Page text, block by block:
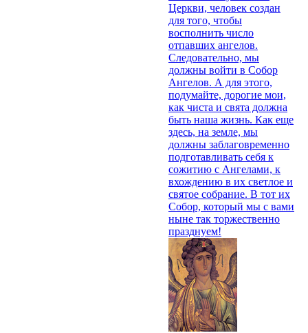
Церкви, человек создан
для того, чтобы
восполнить число
отпавших ангелов.
Следовательно, мы
должны войти в Собор
Ангелов. А для этого,
подумайте, дорогие мои,
как чиста и свята должна
быть наша жизнь. Как еще
здесь, на земле, мы
должны заблаговременно
подготавливать себя к
сожитию с Ангелами, к
вхождению в их светлое и
святое собрание. В тот их
Собор, который мы с вами
ныне так торжественно
празднуем!